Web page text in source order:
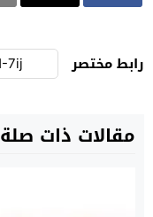
رابط مختصر
مقالات ذات صلة